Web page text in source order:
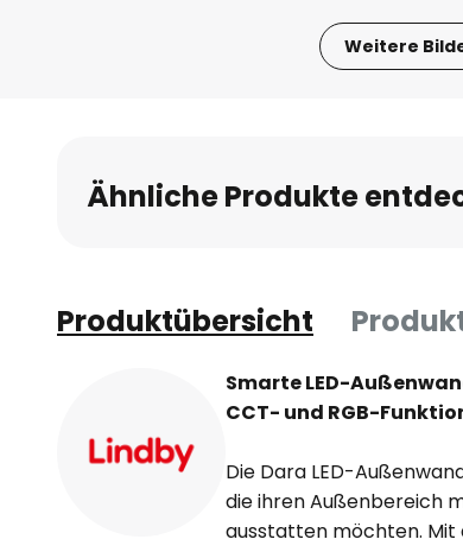
Weitere
Bildgalerie
springen
Ähnliche Produkte
Produktübersicht
Smarte LED-
CCT- und RGB-
Die Dara LED-
die ihren Außenbereich
ausstatten möchten. Mit